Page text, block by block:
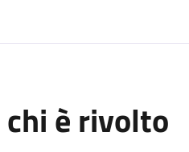
chi è rivolto